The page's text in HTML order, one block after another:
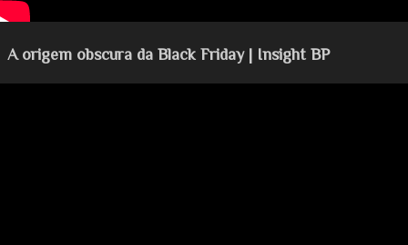
A origem obscura da Black Friday | Insight BP